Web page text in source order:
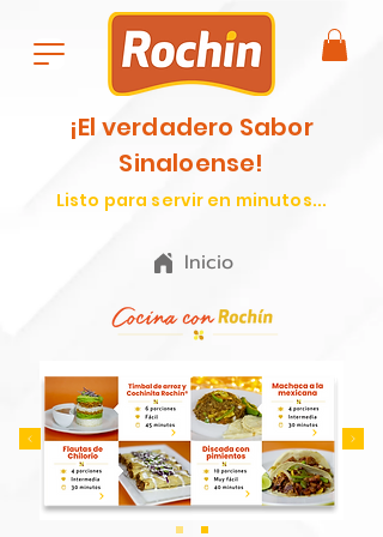
¡El verdadero Sabor
Sinaloense!
Listo para servir en minutos...
Inicio